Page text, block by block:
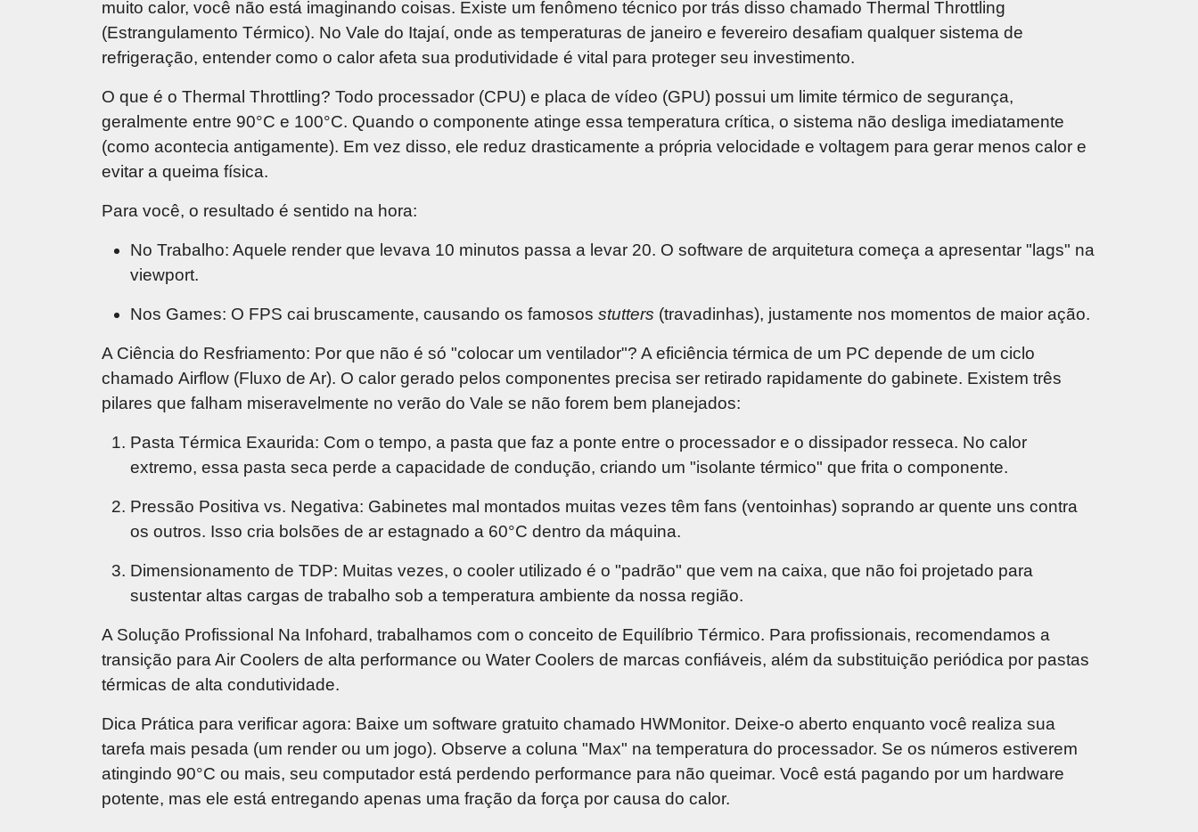
muito calor, você não está imaginando coisas. Existe um fenômeno técnico por trás disso chamado Thermal Throttling
(Estrangulamento Térmico). No Vale do Itajaí, onde as temperaturas de janeiro e fevereiro desafiam qualquer sistema de
refrigeração, entender como o calor afeta sua produtividade é vital para proteger seu investimento.
O que é o Thermal Throttling? Todo processador (CPU) e placa de vídeo (GPU) possui um limite térmico de segurança,
geralmente entre 90°C e 100°C. Quando o componente atinge essa temperatura crítica, o sistema não desliga imediatamente
(como acontecia antigamente). Em vez disso, ele reduz drasticamente a própria velocidade e voltagem para gerar menos calor e
evitar a queima física.
Para você, o resultado é sentido na hora:
No Trabalho: Aquele render que levava 10 minutos passa a levar 20. O software de arquitetura começa a apresentar "lags" na
viewport.
Nos Games: O FPS cai bruscamente, causando os famosos stutters (travadinhas), justamente nos momentos de maior ação.
A Ciência do Resfriamento: Por que não é só "colocar um ventilador"? A eficiência térmica de um PC depende de um ciclo
chamado Airflow (Fluxo de Ar). O calor gerado pelos componentes precisa ser retirado rapidamente do gabinete. Existem três
pilares que falham miseravelmente no verão do Vale se não forem bem planejados:
Pasta Térmica Exaurida: Com o tempo, a pasta que faz a ponte entre o processador e o dissipador resseca. No calor
extremo, essa pasta seca perde a capacidade de condução, criando um "isolante térmico" que frita o componente.
Pressão Positiva vs. Negativa: Gabinetes mal montados muitas vezes têm fans (ventoinhas) soprando ar quente uns contra
os outros. Isso cria bolsões de ar estagnado a 60°C dentro da máquina.
Dimensionamento de TDP: Muitas vezes, o cooler utilizado é o "padrão" que vem na caixa, que não foi projetado para
sustentar altas cargas de trabalho sob a temperatura ambiente da nossa região.
A Solução Profissional Na Infohard, trabalhamos com o conceito de Equilíbrio Térmico. Para profissionais, recomendamos a
transição para Air Coolers de alta performance ou Water Coolers de marcas confiáveis, além da substituição periódica por pastas
térmicas de alta condutividade.
Dica Prática para verificar agora: Baixe um software gratuito chamado HWMonitor. Deixe-o aberto enquanto você realiza sua
tarefa mais pesada (um render ou um jogo). Observe a coluna "Max" na temperatura do processador. Se os números estiverem
atingindo 90°C ou mais, seu computador está perdendo performance para não queimar. Você está pagando por um hardware
potente, mas ele está entregando apenas uma fração da força por causa do calor.